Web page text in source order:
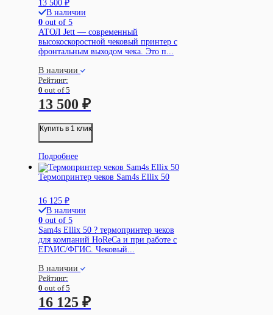
13 500 ₽
В наличии
0 out of 5
АТОЛ Jett — современный
высокоскоростной чековый принтер с
фронтальным выходом чека. Это п...
В наличии
Рейтинг:
0 out of 5
13 500 ₽
Купить в 1 клик
Подробнее
Термопринтер чеков Sam4s Ellix 50
16 125 ₽
В наличии
0 out of 5
Sam4s Ellix 50 ? термопринтер чеков
для компаний HoReCa и при работе с
ЕГАИС/ФГИС. Чековый...
В наличии
Рейтинг:
0 out of 5
16 125 ₽